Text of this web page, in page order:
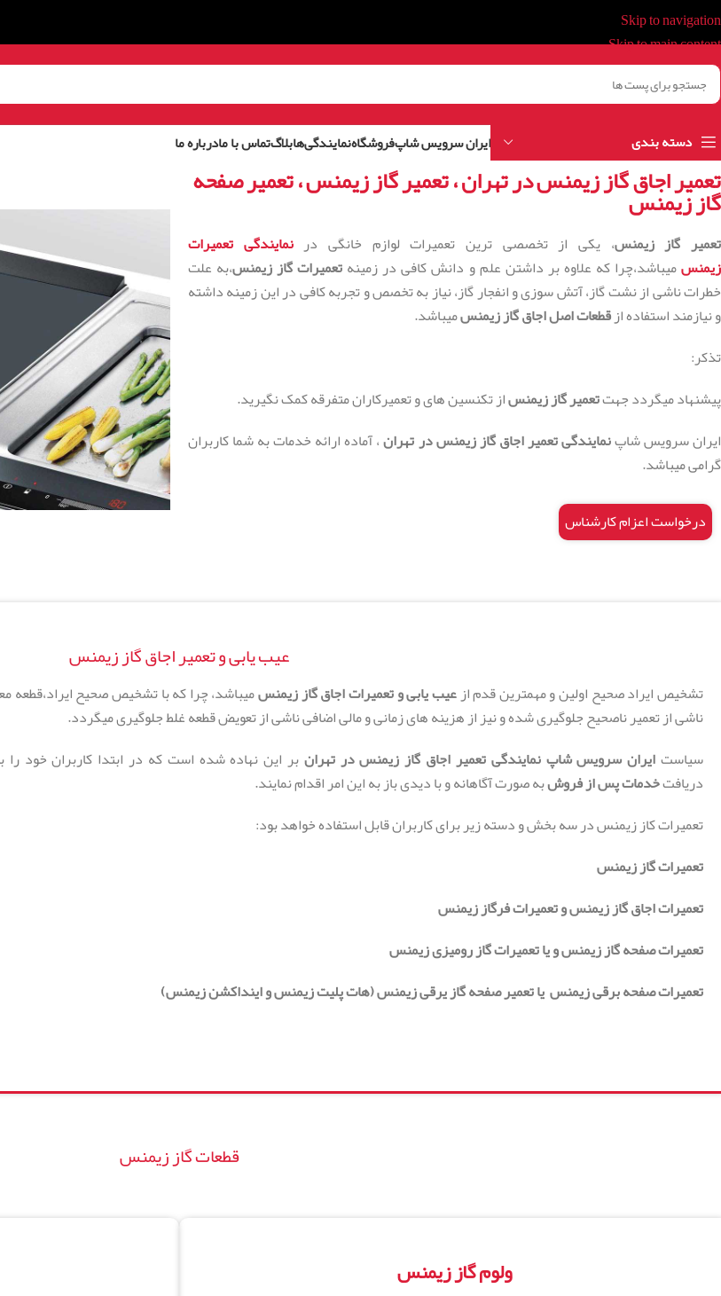
Skip to navigation
Skip to main content
دسته بندی ایران سرویس شاپفروشگاهنمایندگی‌هابلاگتماس با مادرباره ما
تعمیر اجاق گاز زیمنس در تهران ، تعمیر گاز زیمنس ، تعمیر صفحه
گاز زیمنس
تعمیر گاز زیمنس، یکی از تخصصی ترین تعمیرات لوازم خانگی درنمایندگی تعمیرات
زیمنسمیباشد،چرا که علاوه بر داشتن علم و دانش کافی در زمینهتعمیرات گاز زیمنس،به علت
خطرات ناشی از نشت گاز، آتش سوزی و انفجار گاز، نیاز به تخصص و تجربه کافی در این زمینه داشته
و نیازمند استفاده ازقطعات اصل اجاق گاز زیمنسمیباشد.
تذکر:
پیشنهاد میگردد جهتتعمیر گاز زیمنساز تکنسین های و تعمیرکاران متفرقه کمک نگیرید.
ایران سرویس شاپنمایندگی تعمیر اجاق گاز زیمنس در تهران، آماده ارائه خدمات به شما کاربران
گرامی میباشد.
درخواست اعزام کارشناس
عیب یابی و تعمیر اجاق گاز زیمنس
تشخیص ایراد صحیح اولین و مهمترین قدم ازعیب یابی و تعمیرات اجاق گاز زیمنسمیباشد، چرا که با تشخیص صحیح
ناشی از تعمیر ناصحیح جلوگیری شده و نیز از هزینه های زمانی و مالی اضافی ناشی از تعویض قطعه غلط جلوگیری میگردد.
سیاستایران سرویس شاپ نمایندگی تعمیر اجاق گاز زیمنس در تهرانبر این نهاده شده است که در ابتدا کاربران خود
دریافتخدمات پس از فروشبه صورت آگاهانه و با دیدی باز به این امر اقدام نمایند.
تعمیرات کاز زیمنس در سه بخش و دسته زیر برای کاربران قابل استفاده خواهد بود:
تعمیرات گاز زیمنس
تعمیرات اجاق گاز زیمنس و تعمیرات فرگاز زیمنس
تعمیرات صفحه گاز زیمنس و یا تعمیرات گاز رومیزی زیمنس
تعمیرات صفحه برقی زیمنس یا تعمیر صفحه گاز یرقی زیمنس (هات پلیت زیمنس و اینداکشن زیمنس)
قطعات گاز زیمنس
ولوم گاز زیمنس